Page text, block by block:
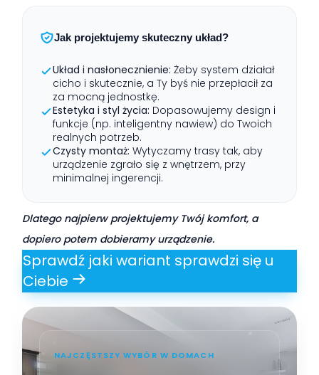
Jak projektujemy skuteczny układ?
Układ i nasłonecznienie: Żeby system działał
cicho i skutecznie, a Ty byś nie przepłacił za
za mocną jednostkę.
Estetyka i styl życia: Dopasowujemy design i
funkcje (np. inteligentny nawiew) do Twoich
realnych potrzeb.
Czysty montaż: Wytyczamy trasy tak, aby
urządzenie zgrało się z wnętrzem, przy
minimalnej ingerencji.
Dlatego najpierw projektujemy Twój komfort, a
dopiero potem dobieramy urządzenie.
Sprawdź jaki wariant sprawdzi się u
Ciebie
NAJCZĘSTSZY WYBÓR W DOMACH